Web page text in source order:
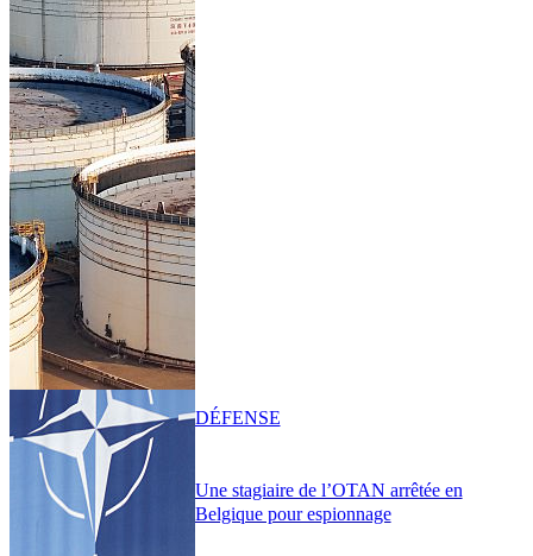
Une stagiaire de l’OTAN arrêtée en
Belgique pour espionnage
DÉFENSE